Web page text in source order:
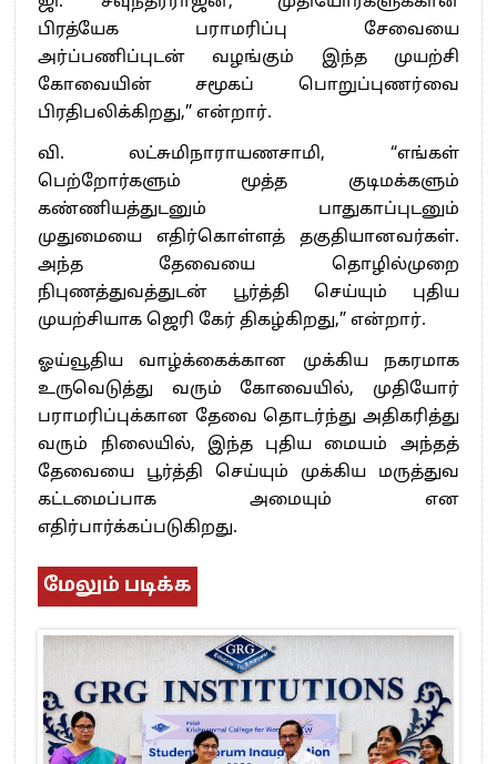
பிரத்யேக பராமரிப்பு சேவையை
அர்ப்பணிப்புடன் வழங்கும் இந்த முயற்சி
கோவையின் சமூகப் பொறுப்புணர்வை
பிரதிபலிக்கிறது,” என்றார்.
வி. லட்சுமிநாராயணசாமி, “எங்கள்
பெற்றோர்களும் மூத்த குடிமக்களும்
கண்ணியத்துடனும் பாதுகாப்புடனும்
முதுமையை எதிர்கொள்ளத் தகுதியானவர்கள்.
அந்த தேவையை தொழில்முறை
நிபுணத்துவத்துடன் பூர்த்தி செய்யும் புதிய
முயற்சியாக ஜெரி கேர் திகழ்கிறது,” என்றார்.
ஓய்வூதிய வாழ்க்கைக்கான முக்கிய நகரமாக
உருவெடுத்து வரும் கோவையில், முதியோர்
பராமரிப்புக்கான தேவை தொடர்ந்து அதிகரித்து
வரும் நிலையில், இந்த புதிய மையம் அந்தத்
தேவையை பூர்த்தி செய்யும் முக்கிய மருத்துவ
கட்டமைப்பாக அமையும் என
எதிர்பார்க்கப்படுகிறது.
மேலும் படிக்க